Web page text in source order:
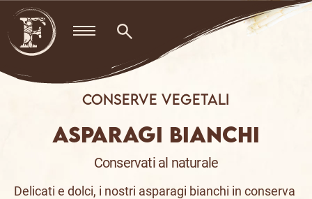
Skip
content
Conserve vegetali
ASPARAGI BIANCHI
Conservati al naturale
Delicati e dolci, i nostri asparagi bianchi in conserva